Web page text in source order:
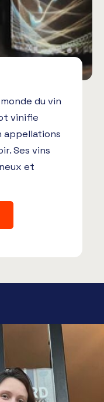
du vin
vinifie
appellations
Ses vins
et